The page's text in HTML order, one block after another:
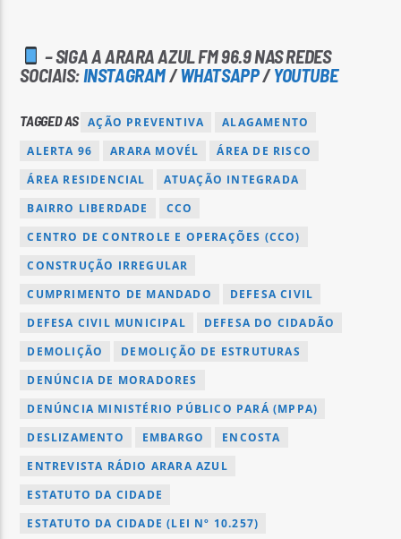
– SIGA A ARARA AZUL FM 96.9 NAS REDES
SOCIAIS:INSTAGRAM/WHATSAPP/YOUTUBE
TAGGED AS AÇÃO PREVENTIVA
ALAGAMENTO
ALERTA 96
ARARA MOVÉL
ÁREA DE RISCO
ÁREA RESIDENCIAL
ATUAÇÃO INTEGRADA
BAIRRO LIBERDADE
CCO
CENTRO DE CONTROLE E OPERAÇÕES (CCO)
CONSTRUÇÃO IRREGULAR
CUMPRIMENTO DE MANDADO
DEFESA CIVIL
DEFESA CIVIL MUNICIPAL
DEFESA DO CIDADÃO
DEMOLIÇÃO
DEMOLIÇÃO DE ESTRUTURAS
DENÚNCIA DE MORADORES
DENÚNCIA MINISTÉRIO PÚBLICO PARÁ (MPPA)
DESLIZAMENTO
EMBARGO
ENCOSTA
ENTREVISTA RÁDIO ARARA AZUL
ESTATUTO DA CIDADE
ESTATUTO DA CIDADE (LEI Nº 10.257)